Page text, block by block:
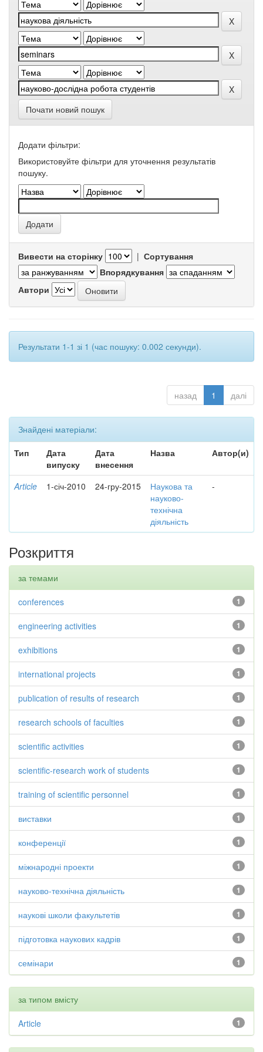
Почати новий пошук
Додати фільтри:
Використовуйте фільтри для уточнення результатів
пошуку.
Вивести на сторінку | Сортування
Впорядкування
Автори
Результати 1-1 зі 1 (час пошуку: 0.002 секунди).
назад 1 далі
Знайдені матеріали:
Тип
Дата
випуску
Дата
внесення
Назва Автор(и)
Article 1-січ-2010 24-гру-2015
Наукова та
науково-
технічна
діяльність
-
Розкриття
за темами
1
conferences
1
engineering activities
1
exhibitions
1
international projects
1
publication of results of research
1
research schools of faculties
1
scientific activities
1
scientific-research work of students
1
training of scientific personnel
1
виставки
1
конференції
1
міжнародні проекти
1
науково-технічна діяльність
1
наукові школи факультетів
1
підготовка наукових кадрів
1
семінари
за типом вмісту
1
Article